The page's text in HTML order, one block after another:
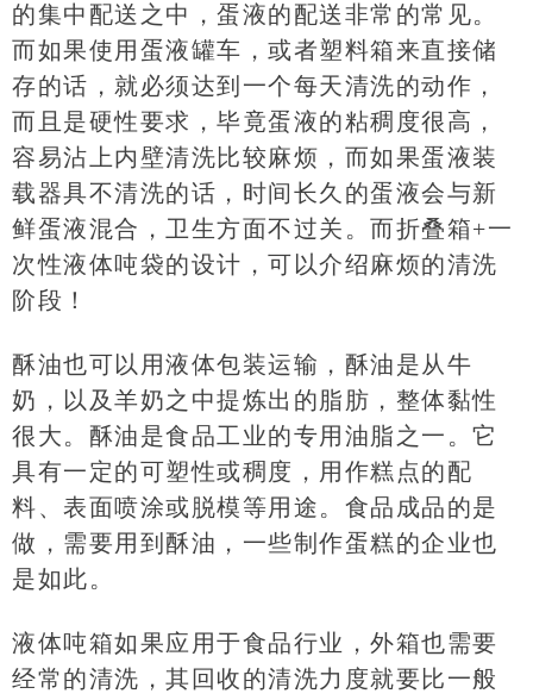
的集中配送之中，蛋液的配送非常的常见。
而如果使用蛋液罐车，或者塑料箱来直接储
存的话，就必须达到一个每天清洗的动作，
而且是硬性要求，毕竟蛋液的粘稠度很高，
容易沾上内壁清洗比较麻烦，而如果蛋液装
载器具不清洗的话，时间长久的蛋液会与新
鲜蛋液混合，卫生方面不过关。而折叠箱+一
次性液体吨袋的设计，可以介绍麻烦的清洗
阶段！
酥油也可以用液体包装运输，酥油是从牛
奶，以及羊奶之中提炼出的脂肪，整体黏性
很大。酥油是食品工业的专用油脂之一。它
具有一定的可塑性或稠度，用作糕点的配
料、表面喷涂或脱模等用途。食品成品的是
做，需要用到酥油，一些制作蛋糕的企业也
是如此。
液体吨箱如果应用于食品行业，外箱也需要
经常的清洗，其回收的清洗力度就要比一般